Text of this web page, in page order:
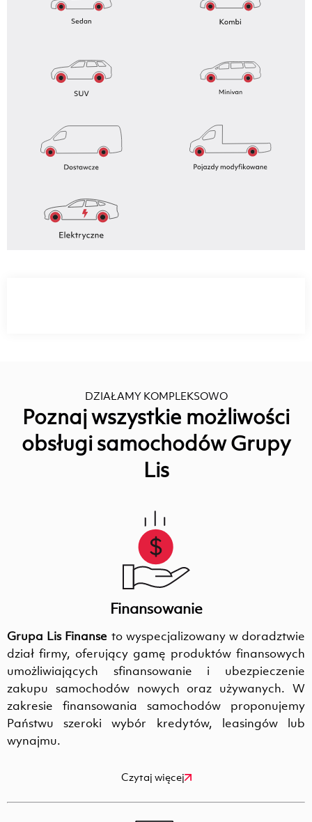
DZIAŁAMY KOMPLEKSOWO
Poznaj wszystkie możliwości
obsługi samochodów Grupy
Lis
Finansowanie
Grupa Lis Finanse to wyspecjalizowany w doradztwie
dział firmy, oferujący gamę produktów finansowych
umożliwiających sfinansowanie i ubezpieczenie
zakupu samochodów nowych oraz używanych. W
zakresie finansowania samochodów proponujemy
Państwu szeroki wybór kredytów, leasingów lub
wynajmu.
Czytaj więcej